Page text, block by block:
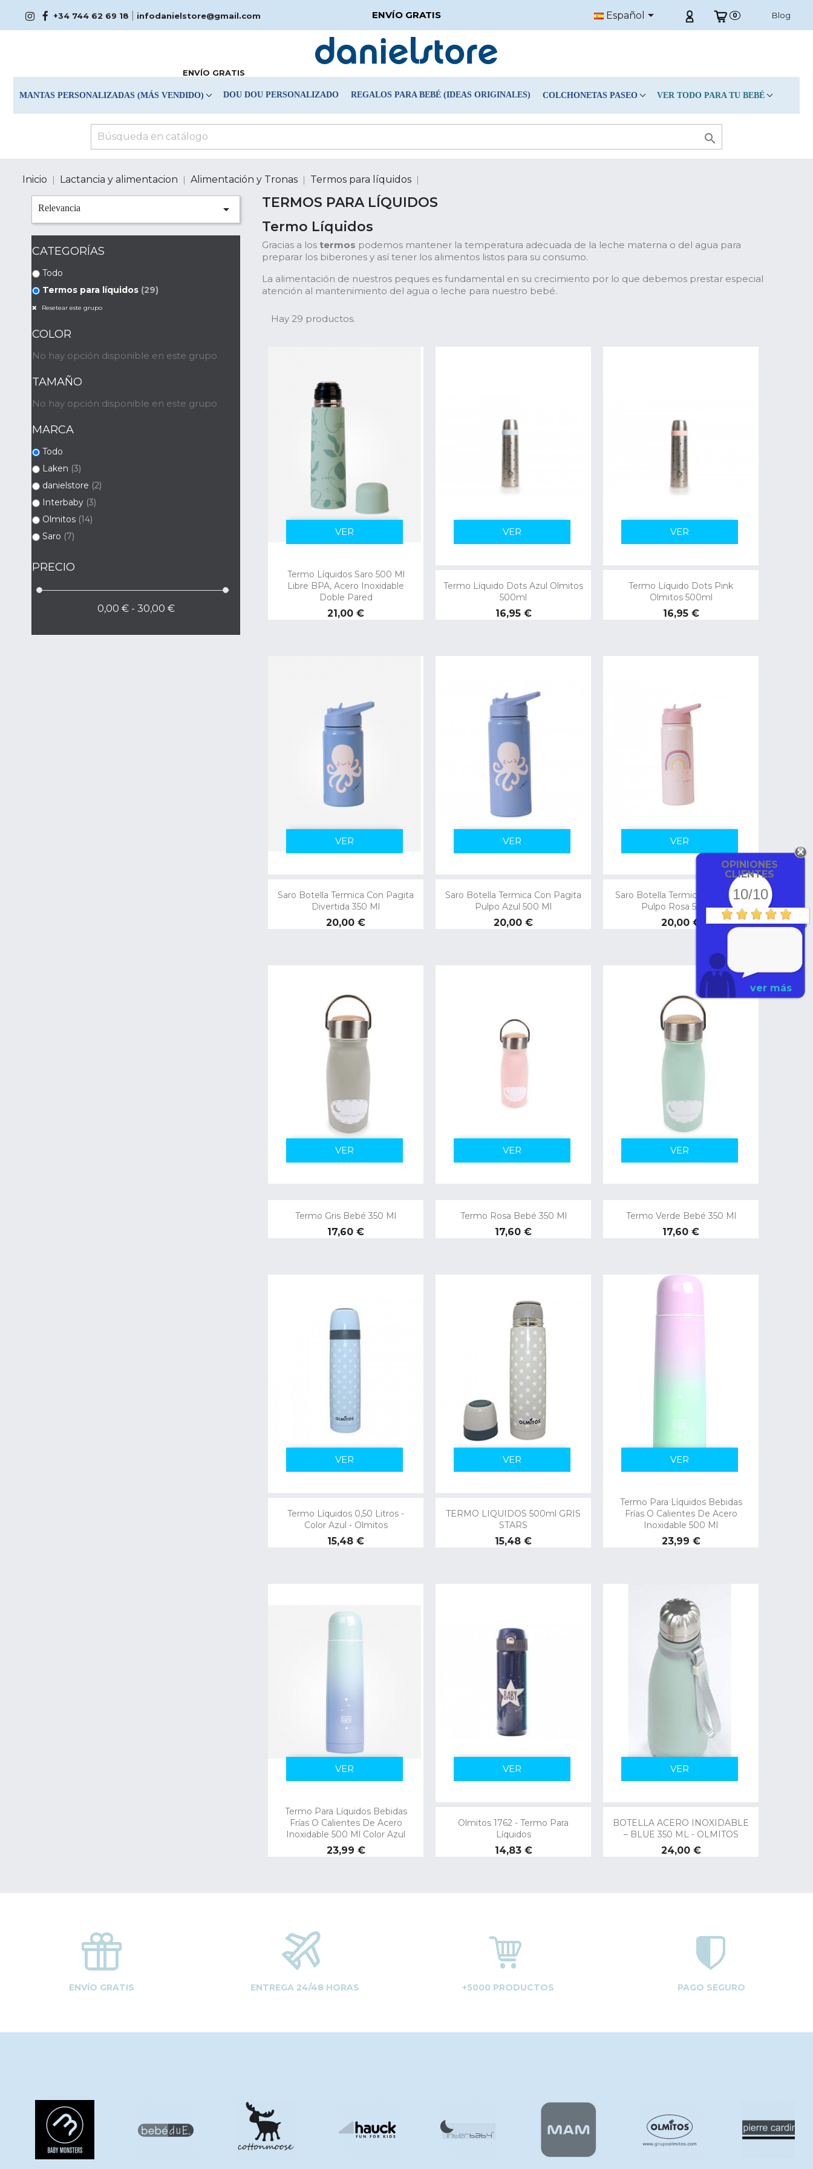
+34 744 62 69 18 infodanielstore@gmail.com ENVÍO GRATIS Español  0 Blog
ENVÍO GRATIS
MANTAS PERSONALIZADAS (MÁS VENDIDO) DOU DOU PERSONALIZADO REGALOS PARA BEBÉ (IDEAS ORIGINALES) COLCHONETAS PASEO VER TODO PARA TU BEBÉ

Inicio Lactancia y alimentacion Alimentación y Tronas Termos para líquidos
Relevancia 
CATEGORÍAS
Todo
Termos para líquidos (29)
Resetear este grupo
COLOR
No hay opción disponible en este grupo
TAMAÑO
No hay opción disponible en este grupo
MARCA
Todo
Laken (3)
danielstore (2)
Interbaby (3)
Olmitos (14)
Saro (7)
PRECIO
0,00 € - 30,00 €
TERMOS PARA LÍQUIDOS
Termo Líquidos
Gracias a los termos podemos mantener la temperatura adecuada de la leche materna o del agua para
preparar los biberones y así tener los alimentos listos para su consumo.
La alimentación de nuestros peques es fundamental en su crecimiento por lo que debemos prestar especial
atención al mantenimiento del agua o leche para nuestro bebé.
Hay 29 productos.
Termo Líquidos Saro 500 Ml
Libre BPA, Acero Inoxidable
Doble Pared
Precio
21,00 €
VER
Termo Líquido Dots Azul Olmitos
500ml
Precio
16,95 €
VER
Termo Líquido Dots Pink
Olmitos 500ml
Precio
16,95 €
VER
Saro Botella Termica Con Pagita
Divertida 350 Ml
Precio
20,00 €
VER
Saro Botella Termica Con Pagita
Pulpo Azul 500 Ml
Precio
20,00 €
VER
Saro Botella Termica Con Pajita
Pulpo Rosa 500 Ml
Precio
20,00 €
VER
Termo Gris Bebé 350 Ml
Precio
17,60 €
VER
Termo Rosa Bebé 350 Ml
Precio
17,60 €
VER
Termo Verde Bebé 350 Ml
Precio
17,60 €
VER
Termo Líquidos 0,50 Litros -
Color Azul - Olmitos
Precio
15,48 €
VER
TERMO LIQUIDOS 500ml GRIS
STARS
Precio
15,48 €
VER
Termo Para Líquidos Bebidas
Frías O Calientes De Acero
Inoxidable 500 Ml
Precio
23,99 €
VER
Termo Para Líquidos Bebidas
Frías O Calientes De Acero
Inoxidable 500 Ml Color Azul
Precio
23,99 €
VER
Olmitos 1762 - Termo Para
Líquidos
Precio
14,83 €
VER
BOTELLA ACERO INOXIDABLE
– BLUE 350 ML - OLMITOS
Precio
24,00 €
VER
ENVÍO GRATIS ENTREGA 24/48 HORAS +5000 PRODUCTOS PAGO SEGURO
OPINIONES
CLIENTES
10/10
ver más